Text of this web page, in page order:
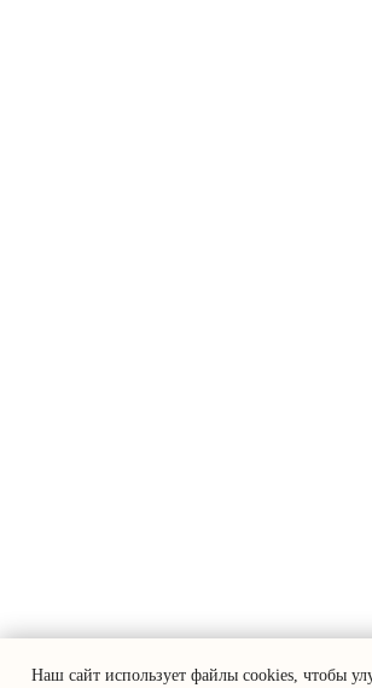
Наш сайт использует файлы cookies, чтобы